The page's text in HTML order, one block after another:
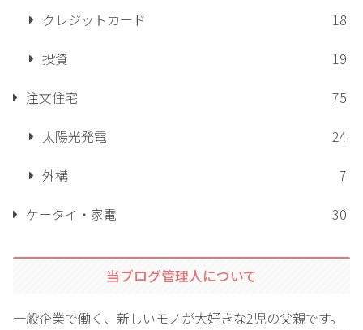
クレジットカード
18
投資
19
注文住宅
75
太陽光発電
24
外構
7
ケータイ・家電
30
当ブログ管理人について
一般企業で働く、新しいモノが大好きな2児の父親です。